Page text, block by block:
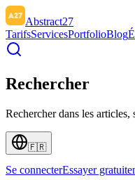
Abstract27
TarifsServicesPortfolioBlog
Rechercher
Rechercher dans les articles,
🇫🇷
Se connecterEssayer